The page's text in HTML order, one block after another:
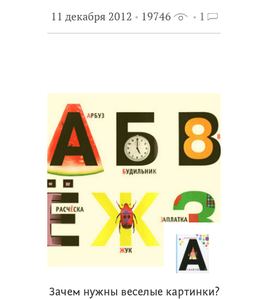
11 декабря 2012 19746 1
Зачем нужны веселые картинки?